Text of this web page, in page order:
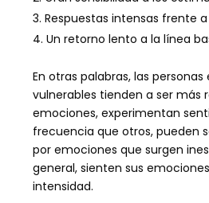
Respuestas intensas frente
Un retorno lento a la línea
En otras palabras, las
vulnerables tienden a ser más
emociones, experimentan
frecuencia que otros, pueden
por emociones que surgen
general, sienten sus
intensidad.